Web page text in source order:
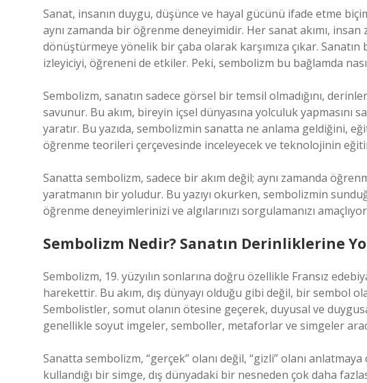
Sanat, insanın duygu, düşünce ve hayal gücünü ifade etme
aynı zamanda bir öğrenme deneyimidir. Her sanat akımı,
dönüştürmeye yönelik bir çaba olarak karşımıza çıkar.
izleyiciyi, öğreneni de etkiler. Peki, sembolizm bu bağlamda
Sembolizm, sanatın sadece görsel bir temsil olmadığını,
savunur. Bu akım, bireyin içsel dünyasına yolculuk yapmasını
yaratır. Bu yazıda, sembolizmin sanatta ne anlama geldiğini,
öğrenme teorileri çerçevesinde inceleyecek ve teknolojinin
Sanatta sembolizm, sadece bir akım değil; aynı zamanda
yaratmanın bir yoludur. Bu yazıyı okurken, sembolizmin
öğrenme deneyimlerinizi ve algılarınızı sorgulamanızı
Sembolizm Nedir? Sanatın Derinliklerine
Sembolizm, 19. yüzyılın sonlarına doğru özellikle Fransız
harekettir. Bu akım, dış dünyayı olduğu gibi değil, bir sembol
Sembolistler, somut olanın ötesine geçerek, duyusal ve
genellikle soyut imgeler, semboller, metaforlar ve simgeler
Sanatta sembolizm, “gerçek” olanı değil, “gizli” olanı
kullandığı bir simge, dış dünyadaki bir nesneden çok daha